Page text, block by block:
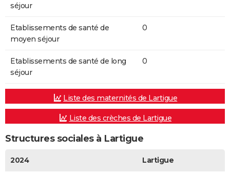
séjour
Etablissements de santé de
moyen séjour
0
Etablissements de santé de long
séjour
0
Liste des maternités de Lartigue
Liste des crèches de Lartigue
Structures sociales à Lartigue
2024 Lartigue